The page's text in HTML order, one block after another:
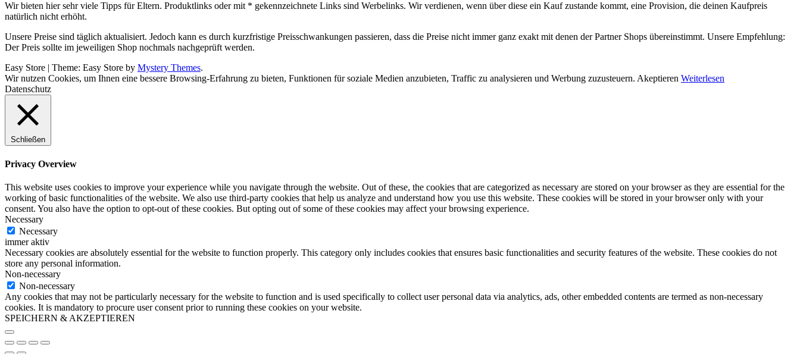
Wir bieten hier sehr viele Tipps für Eltern. Produktlinks oder mit * gekennzeichnete Links sind Werbelinks. Wir verdienen, wenn über diese ein Kauf zustande kommt, eine Provision, die deinen Kaufpreis
natürlich nicht erhöht.
Unsere Preise sind täglich aktualisiert. Jedoch kann es durch kurzfristige Preisschwankungen passieren, dass die Preise nicht immer ganz exakt mit denen der Partner Shops übereinstimmt. Unsere Empfehlung:
Der Preis sollte im jeweiligen Shop nochmals nachgeprüft werden.
Easy Store | Theme: Easy Store by Mystery Themes.
Wir nutzen Cookies, um Ihnen eine bessere Browsing-Erfahrung zu bieten, Funktionen für soziale Medien anzubieten, Traffic zu analysieren und Werbung zuzusteuern. Akeptieren Weiterlesen
Datenschutz
Schließen
Privacy Overview
This website uses cookies to improve your experience while you navigate through the website. Out of these, the cookies that are categorized as necessary are stored on your browser as they are essential for the
working of basic functionalities of the website. We also use third-party cookies that help us analyze and understand how you use this website. These cookies will be stored in your browser only with your
consent. You also have the option to opt-out of these cookies. But opting out of some of these cookies may affect your browsing experience.
Necessary
Necessary
immer aktiv
Necessary cookies are absolutely essential for the website to function properly. This category only includes cookies that ensures basic functionalities and security features of the website. These cookies do not
store any personal information.
Non-necessary
Non-necessary
Any cookies that may not be particularly necessary for the website to function and is used specifically to collect user personal data via analytics, ads, other embedded contents are termed as non-necessary
cookies. It is mandatory to procure user consent prior to running these cookies on your website.
SPEICHERN & AKZEPTIEREN